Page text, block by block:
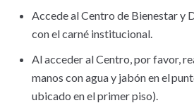
Accede al Centro de Bienestar y
con el carné institucional.
Al acceder al Centro, por favor,
manos con agua y jabón en el
ubicado en el primer piso).